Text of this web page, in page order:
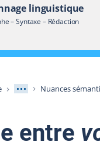
linguistique
– Syntaxe – Rédaction
terminologique
Afficher les
Nuances
entre